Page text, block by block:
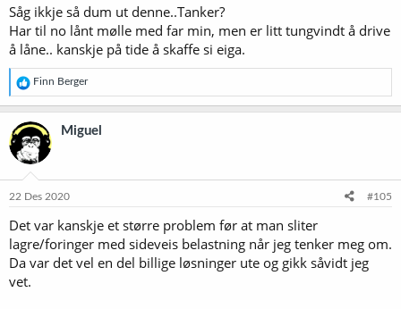
Såg ikkje så dum ut denne..Tanker?
Har til no lånt mølle med far min, men er litt tungvindt å drive
å låne.. kanskje på tide å skaffe si eiga.
R
e
a
k
s
o
e
:
Finn Berger
Miguel
22 Des 2020 #105
Det var kanskje et større problem før at man sliter
lagre/foringer med sideveis belastning når jeg tenker meg om.
Da var det vel en del billige løsninger ute og gikk såvidt jeg
vet.